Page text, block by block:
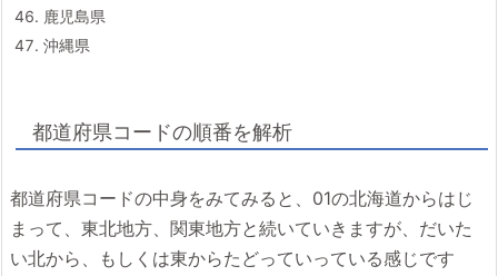
鹿児島県
沖縄県
都道府県コードの順番を解析
都道府県コードの中身をみてみると、01の北海道からはじ
まって、東北地方、関東地方と続いていきますが、だいた
い北から、もしくは東からたどっていっている感じです